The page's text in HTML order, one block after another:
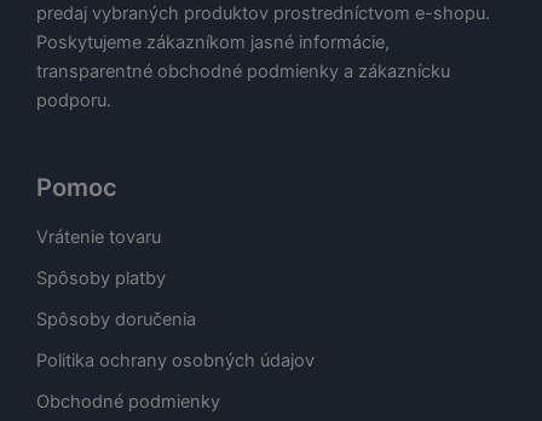
predaj vybraných produktov prostredníctvom e-shopu.
Poskytujeme zákazníkom jasné informácie,
transparentné obchodné podmienky a zákaznícku
podporu.
Pomoc
Vrátenie tovaru
Spôsoby platby
Spôsoby doručenia
Politika ochrany osobných údajov
Obchodné podmienky